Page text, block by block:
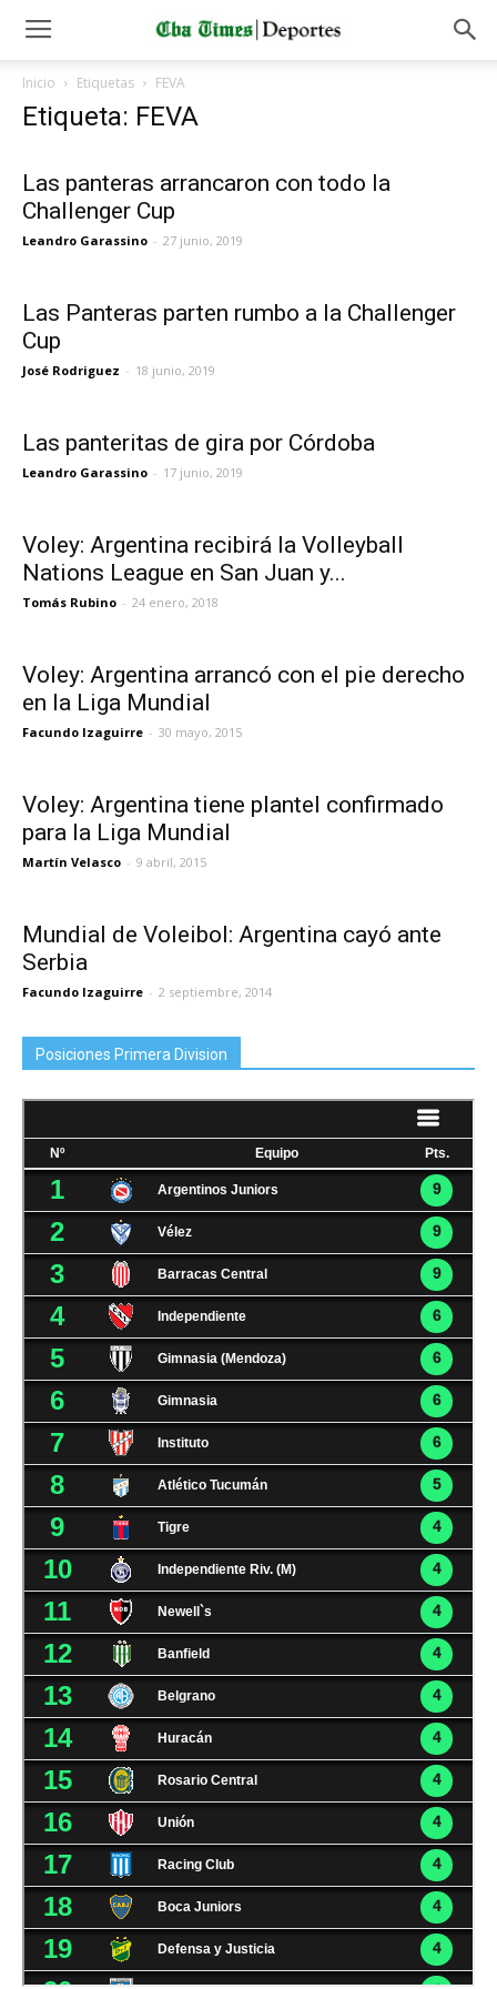
Inicio Etiquetas FEVA
Etiqueta: FEVA
Las panteras arrancaron con todo la
Challenger Cup
Leandro Garassino - 27 junio, 2019
Las Panteras parten rumbo a la Challenger
Cup
José Rodriguez - 18 junio, 2019
Las panteritas de gira por Córdoba
Leandro Garassino - 17 junio, 2019
Voley: Argentina recibirá la Volleyball
Nations League en San Juan y...
Tomás Rubino - 24 enero, 2018
Voley: Argentina arrancó con el pie derecho
en la Liga Mundial
Facundo Izaguirre - 30 mayo, 2015
Voley: Argentina tiene plantel confirmado
para la Liga Mundial
Martín Velasco - 9 abril, 2015
Mundial de Voleibol: Argentina cayó ante
Serbia
Facundo Izaguirre - 2 septiembre, 2014
Posiciones Primera Division